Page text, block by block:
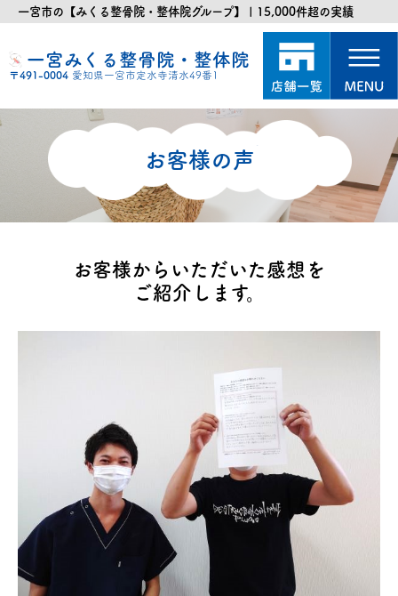
一宮市の【みくる整骨院・整体院グループ】 | 15,000件超の実績
一宮みくる整骨院・整体院
〒491-0004 愛知県一宮市定水寺清水49番1
お客様の声
お客様からいただいた感想を
ご紹介します。